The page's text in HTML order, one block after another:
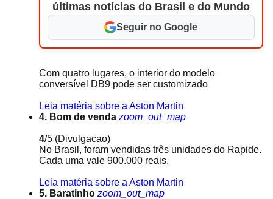
últimas notícias do Brasil e do Mundo
Seguir no Google
Com quatro lugares, o interior do modelo
conversível DB9 pode ser customizado
Leia matéria sobre a Aston Martin
4. Bom de venda zoom_out_map
4/5 (Divulgacao)
No Brasil, foram vendidas três unidades do Rapide.
Cada uma vale 900.000 reais.
Leia matéria sobre a Aston Martin
5. Baratinho zoom_out_map